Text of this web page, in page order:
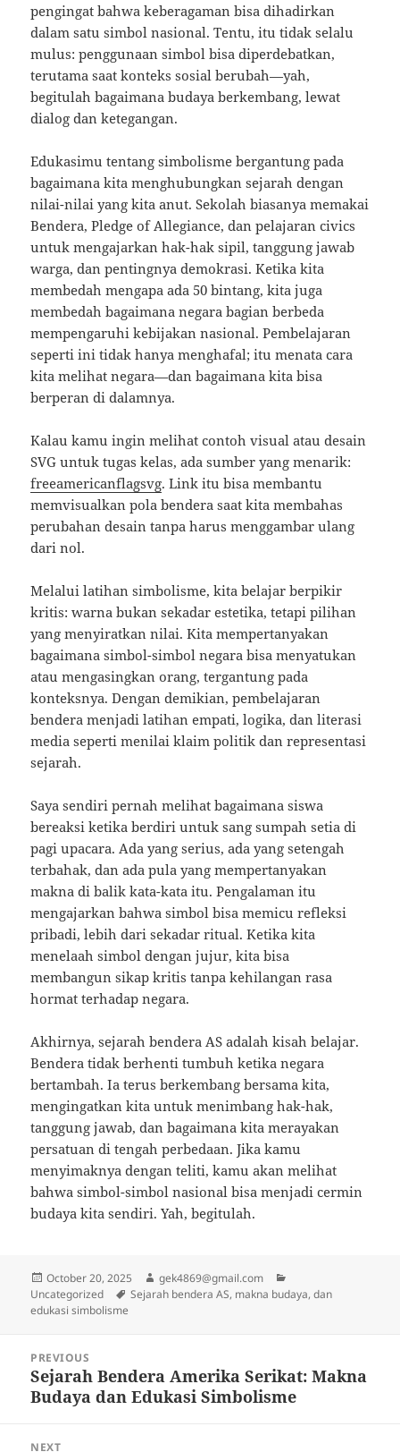
pengingat bahwa keberagaman bisa dihadirkan
dalam satu simbol nasional. Tentu, itu tidak selalu
mulus: penggunaan simbol bisa diperdebatkan,
terutama saat konteks sosial berubah—yah,
begitulah bagaimana budaya berkembang, lewat
dialog dan ketegangan.
Edukasimu tentang simbolisme bergantung pada
bagaimana kita menghubungkan sejarah dengan
nilai-nilai yang kita anut. Sekolah biasanya memakai
Bendera, Pledge of Allegiance, dan pelajaran civics
untuk mengajarkan hak-hak sipil, tanggung jawab
warga, dan pentingnya demokrasi. Ketika kita
membedah mengapa ada 50 bintang, kita juga
membedah bagaimana negara bagian berbeda
mempengaruhi kebijakan nasional. Pembelajaran
seperti ini tidak hanya menghafal; itu menata cara
kita melihat negara—dan bagaimana kita bisa
berperan di dalamnya.
Kalau kamu ingin melihat contoh visual atau desain
SVG untuk tugas kelas, ada sumber yang menarik:
freeamericanflagsvg. Link itu bisa membantu
memvisualkan pola bendera saat kita membahas
perubahan desain tanpa harus menggambar ulang
dari nol.
Melalui latihan simbolisme, kita belajar berpikir
kritis: warna bukan sekadar estetika, tetapi pilihan
yang menyiratkan nilai. Kita mempertanyakan
bagaimana simbol-simbol negara bisa menyatukan
atau mengasingkan orang, tergantung pada
konteksnya. Dengan demikian, pembelajaran
bendera menjadi latihan empati, logika, dan literasi
media seperti menilai klaim politik dan representasi
sejarah.
Saya sendiri pernah melihat bagaimana siswa
bereaksi ketika berdiri untuk sang sumpah setia di
pagi upacara. Ada yang serius, ada yang setengah
terbahak, dan ada pula yang mempertanyakan
makna di balik kata-kata itu. Pengalaman itu
mengajarkan bahwa simbol bisa memicu refleksi
pribadi, lebih dari sekadar ritual. Ketika kita
menelaah simbol dengan jujur, kita bisa
membangun sikap kritis tanpa kehilangan rasa
hormat terhadap negara.
Akhirnya, sejarah bendera AS adalah kisah belajar.
Bendera tidak berhenti tumbuh ketika negara
bertambah. Ia terus berkembang bersama kita,
mengingatkan kita untuk menimbang hak-hak,
tanggung jawab, dan bagaimana kita merayakan
persatuan di tengah perbedaan. Jika kamu
menyimaknya dengan teliti, kamu akan melihat
bahwa simbol-simbol nasional bisa menjadi cermin
budaya kita sendiri. Yah, begitulah.
Posted
on
October 20, 2025 Author
gek4869@gmail.com
Uncategorized
Tags
Sejarah bendera AS, makna budaya, dan
edukasi simbolisme
navigation
PREVIOUS
Previous
post:
Sejarah Bendera Amerika Serikat: Makna
Budaya dan Edukasi Simbolisme
NEXT